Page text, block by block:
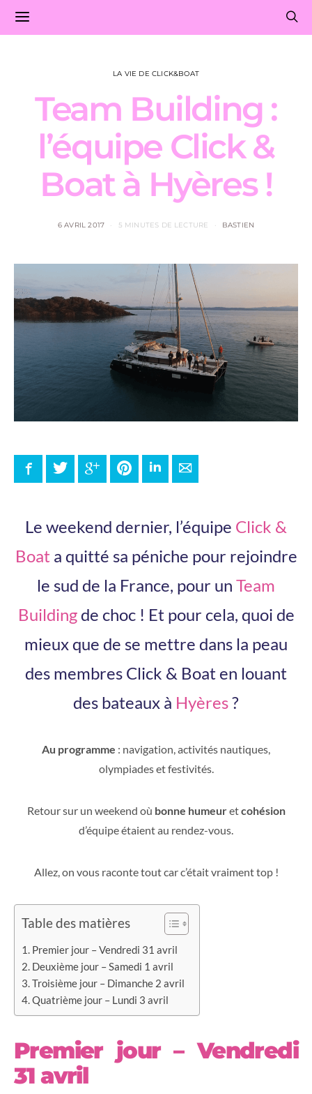
LA VIE DE CLICK&BOAT
Team Building :
l’équipe Click &
Boat à Hyères !
6 AVRIL 2017 5 MINUTES DE LECTURE BASTIEN
FacebookTwitter Google+ PinterestLinkedInE-mail
Le weekend dernier, l’équipe Click &
Boata quitté sa péniche pour rejoindre
le sud de la France, pour un Team
Buildingde choc ! Et pour cela, quoi de
mieux que de se mettre dans la peau
des membres Click & Boat en louant
des bateaux à Hyères?
Au programme : navigation, activités nautiques,
olympiades et festivités.
Retour sur un weekend où bonne humeuretcohésion
d’équipe étaient au rendez-vous.
Allez, on vous raconte tout car c’était vraiment top !
Table des matières
Premier jour – Vendredi 31 avril
Deuxième jour – Samedi 1 avril
Troisième jour – Dimanche 2 avril
Quatrième jour – Lundi 3 avril
Premier jour – Vendredi
31 avril